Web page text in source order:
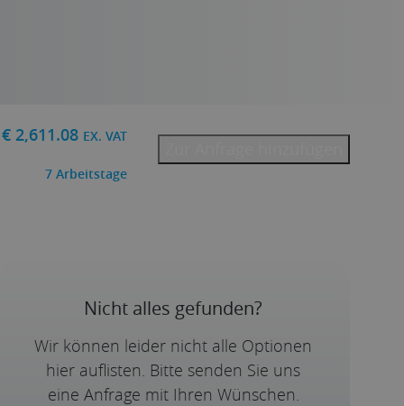
€ 2,611.08 EX. VAT
7 Arbeitstage
Nicht alles gefunden?
Wir können leider nicht alle Optionen
hier auflisten. Bitte senden Sie uns
eine Anfrage mit Ihren Wünschen.